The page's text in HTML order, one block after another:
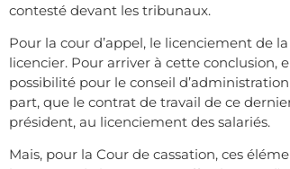
contesté devant les tribunaux.
Pour la cour d’appel, le licenciement de
licencier. Pour arriver à cette conclusion,
possibilité pour le conseil
part, que le contrat de travail de ce
président, au licenciement des salariés.
Mais, pour la Cour de cassation, ces